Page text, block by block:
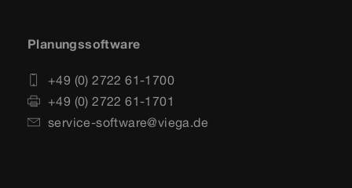
Planungssoftware
+49 (0) 2722 61-1700
+49 (0) 2722 61-1701
service-software@viega.de